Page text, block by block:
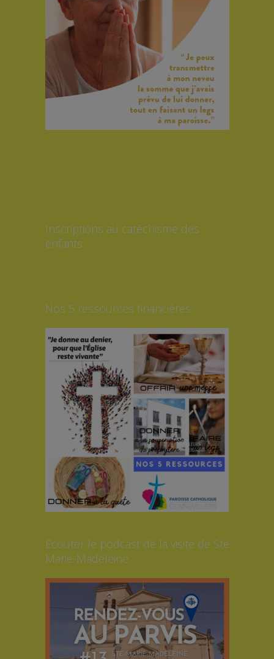
Inscriptions au catéchisme des
enfants
Nos 5 ressources financières
Ecouter le podcast de la visite de Ste
Marie-Madeleine